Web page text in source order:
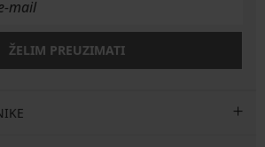
ŽELIM PREUZIMATI